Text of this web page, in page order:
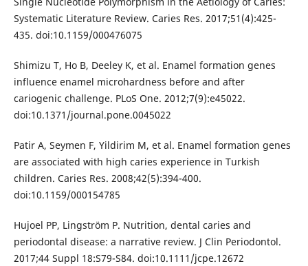
Systematic Literature Review. Caries Res. 2017;51(4):425-
435. doi:10.1159/000476075
Shimizu T, Ho B, Deeley K, et al. Enamel formation genes
influence enamel microhardness before and after
cariogenic challenge. PLoS One. 2012;7(9):e45022.
doi:10.1371/journal.pone.0045022
Patir A, Seymen F, Yildirim M, et al. Enamel formation genes
are associated with high caries experience in Turkish
children. Caries Res. 2008;42(5):394-400.
doi:10.1159/000154785
Hujoel PP, Lingström P. Nutrition, dental caries and
periodontal disease: a narrative review. J Clin Periodontol.
2017;44 Suppl 18:S79-S84. doi:10.1111/jcpe.12672